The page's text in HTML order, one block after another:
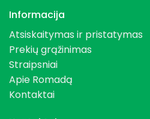
Informacija
Atsiskaitymas ir pristatymas
Prekių grąžinimas
Straipsniai
Apie Romadą
Kontaktai